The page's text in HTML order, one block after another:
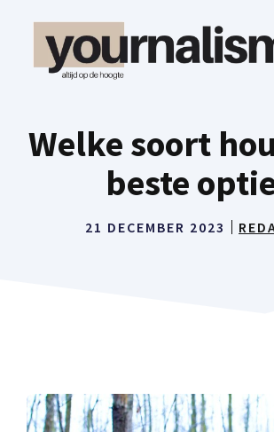
Welke soort
beste
21 DECEMBER 2023